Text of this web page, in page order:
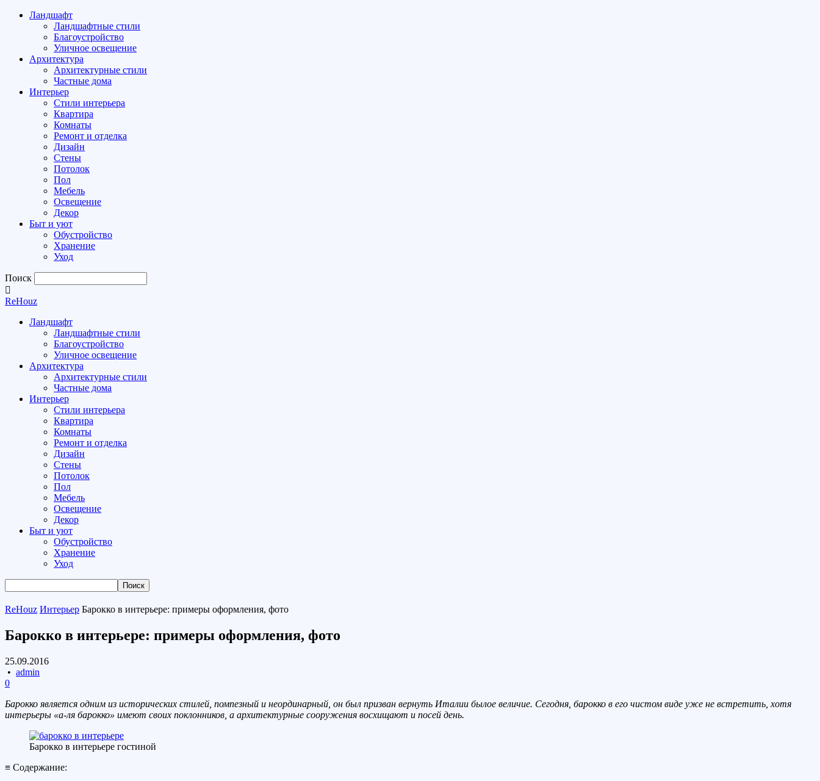
Ландшафт
Ландшафтные стили
Благоустройство
Уличное освещение
Архитектура
Архитектурные стили
Частные дома
Интерьер
Стили интерьера
Квартира
Комнаты
Ремонт и отделка
Дизайн
Стены
Потолок
Пол
Мебель
Освещение
Декор
Быт и уют
Обустройство
Хранение
Уход
Поиск
ReHouz
Ландшафт
Ландшафтные стили
Благоустройство
Уличное освещение
Архитектура
Архитектурные стили
Частные дома
Интерьер
Стили интерьера
Квартира
Комнаты
Ремонт и отделка
Дизайн
Стены
Потолок
Пол
Мебель
Освещение
Декор
Быт и уют
Обустройство
Хранение
Уход
ReHouz Интерьер Барокко в интерьере: примеры оформления, фото
Барокко в интерьере: примеры оформления, фото
25.09.2016
• admin
0
Барокко является одним из исторических стилей, помпезный и неординарный, он был призван вернуть Италии былое величие. Сегодня, барокко в его чистом виде уже не встретить, хотя
интерьеры «а-ля барокко» имеют своих поклонников, а архитектурные сооружения восхищают и посей день.
Барокко в интерьере гостиной
≡ Содержание: